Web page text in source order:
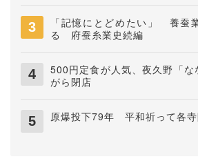
「記憶にとどめたい」 養蚕
る 府蚕糸業史続編
500円定食が人気、夜久野「な
がら閉店
原爆投下79年 平和祈って各